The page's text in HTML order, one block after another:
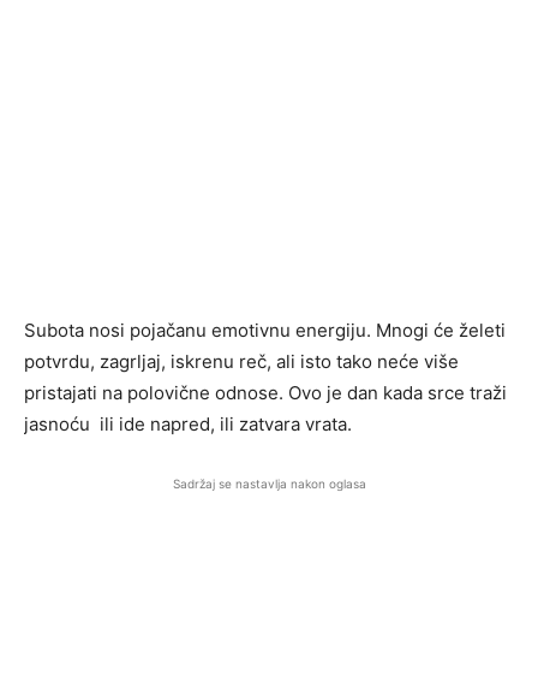
Subota nosi pojačanu emotivnu energiju. Mnogi će želeti
potvrdu, zagrljaj, iskrenu reč, ali isto tako neće više
pristajati na polovične odnose. Ovo je dan kada srce traži
jasnoću ili ide napred, ili zatvara vrata.
Sadržaj se nastavlja nakon oglasa